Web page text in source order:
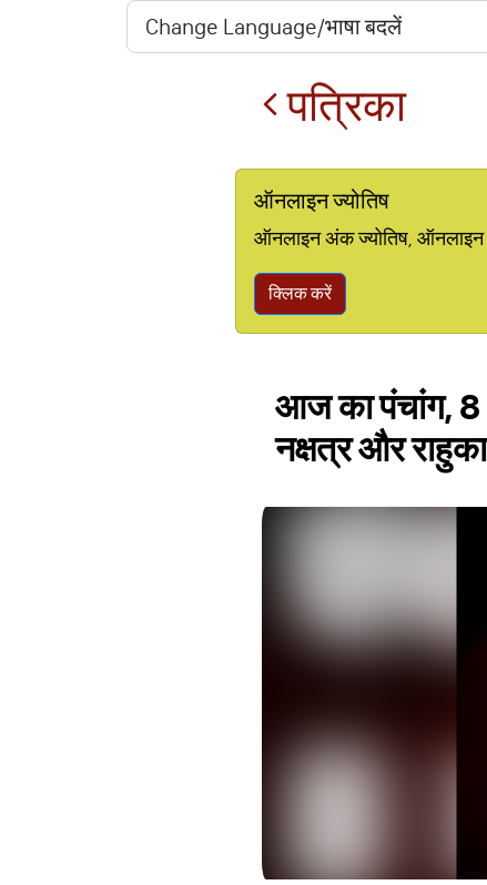
पत्रिका
ऑनलाइन ज्योतिष
ऑनलाइन अंक ज्योतिष, ऑनलाइन
क्लिक करें
आज का पंचांग, 8
नक्षत्र और